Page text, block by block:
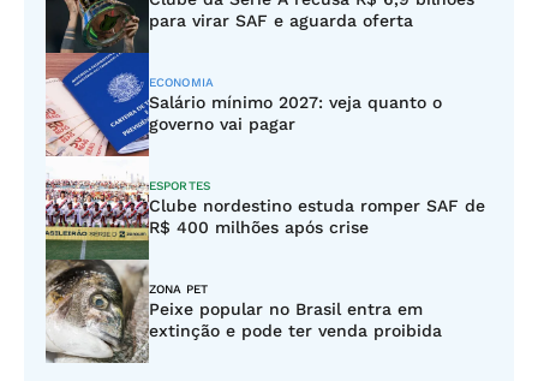
para virar SAF e aguarda oferta
ECONOMIA
Salário mínimo 2027: veja quanto o
governo vai pagar
ESPORTES
Clube nordestino estuda romper SAF de
R$ 400 milhões após crise
ZONA PET
Peixe popular no Brasil entra em
extinção e pode ter venda proibida